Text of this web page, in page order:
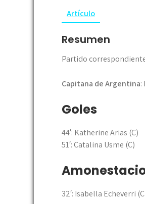
Artículo
Resumen
Partido
Capitana de Argentina:
Goles
44′: Katherine Arias (C)
51′: Catalina Usme (C)
32′: Isabella Echeverri